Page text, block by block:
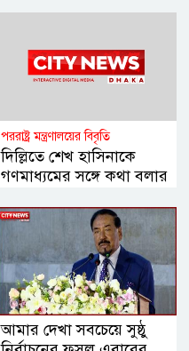
পররাষ্ট্র মন্ত্রণালয়ের বিবৃতি
দিল্লিতে শেখ হাসিনাকে
গণমাধ্যমের সঙ্গে কথা বলার
আমার দেখা সবচেয়ে সুষ্ঠু